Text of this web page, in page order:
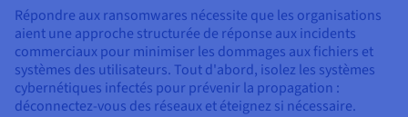
Répondre aux ransomwares nécessite que les organisations
aient une approche structurée de réponse aux incidents
commerciaux pour minimiser les dommages aux fichiers et
systèmes des utilisateurs. Tout d'abord, isolez les systèmes
cybernétiques infectés pour prévenir la propagation :
déconnectez-vous des réseaux et éteignez si nécessaire.